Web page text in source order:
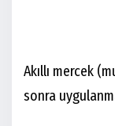
Akıllı mercek
sonra